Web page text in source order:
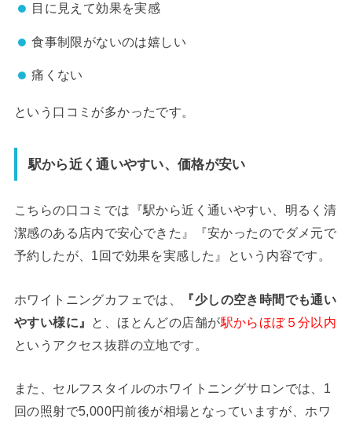
目に見えて効果を実感
食事制限がないのは嬉しい
痛くない
という口コミが多かったです。
駅から近く通いやすい、価格が安い
こちらの口コミでは『駅から近く通いやすい、明るく清
潔感のある店内で安心できた』『安かったのでダメ元で
予約したが、1回で効果を実感した』という内容です。
ホワイトニングカフェでは、
『少しの空き時間でも通い
やすい様に』
と、ほとんどの店舗が駅からほぼ５分以内
というアクセス抜群の立地です。
また、セルフスタイルのホワイトニングサロンでは、1
回の照射で5,000円前後が相場となっていますが、ホワ